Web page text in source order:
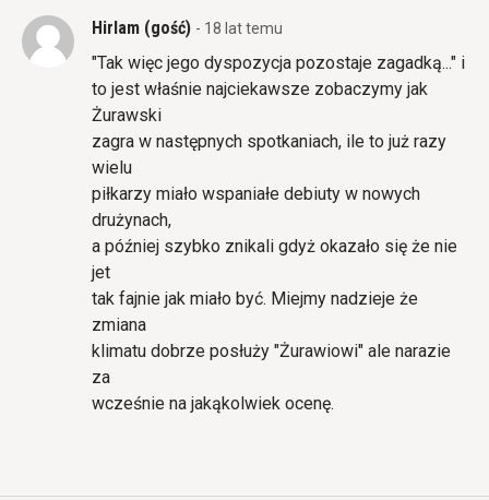
HirIam (gość) - 18 lat temu
"Tak więc jego dyspozycja pozostaje zagadką..." i
to jest właśnie najciekawsze zobaczymy jak
Żurawski
zagra w następnych spotkaniach, ile to już razy
wielu
piłkarzy miało wspaniałe debiuty w nowych
drużynach,
a później szybko znikali gdyż okazało się że nie
jet
tak fajnie jak miało być. Miejmy nadzieje że
zmiana
klimatu dobrze posłuży "Żurawiowi" ale narazie
za
wcześnie na jakąkolwiek ocenę.